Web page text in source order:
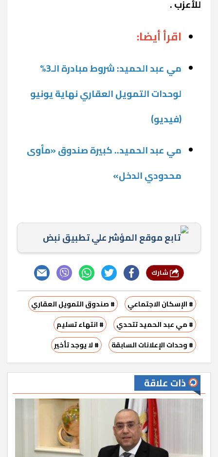
للأعزب .
اقرأ أيضا:
مي عبد الحميد: شروط مبادرة الـ3%
لوحدات التمويل العقاري نهاية يونيو
(فيديو)
مي عبد الحميد.. كبيرة صندوق «مأوى
محدودي الدخل»
تابع موقع المؤشر علي تطبيق نبض
# الإسكان الاجتماعي
# صندوق التمويل العقاري
# مي عبد الحميد تتحدي
# انتهاء تسليم
# وحدات الإعلانات السابقة
# لا يوجد تأخير
ذات علاقة